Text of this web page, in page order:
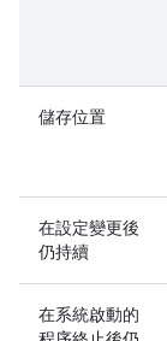
儲存位置
在設定變更後
仍持續
在系統啟動的